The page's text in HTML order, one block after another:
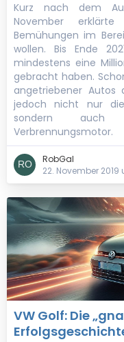
Kurz nach dem
November
Bemühungen im
wollen. Bis Ende
mindestens eine
gebracht haben.
angetriebener Autos
jedoch nicht nur
sondern auch
Verbrennungsmotor.
RobGal
22. November 2019
VW Golf: Die